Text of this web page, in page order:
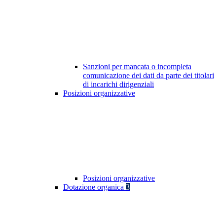
Sanzioni per mancata o incompleta
comunicazione dei dati da parte dei titolari
di incarichi dirigenziali
Posizioni organizzative
Posizioni organizzative
Dotazione organica 3